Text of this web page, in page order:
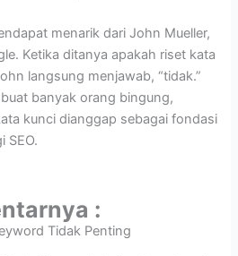
menarik dari John Mueller,
Ketika ditanya apakah riset kata
langsung menjawab, “tidak.”
banyak orang bingung,
kunci dianggap sebagai fondasi
SEO.
: